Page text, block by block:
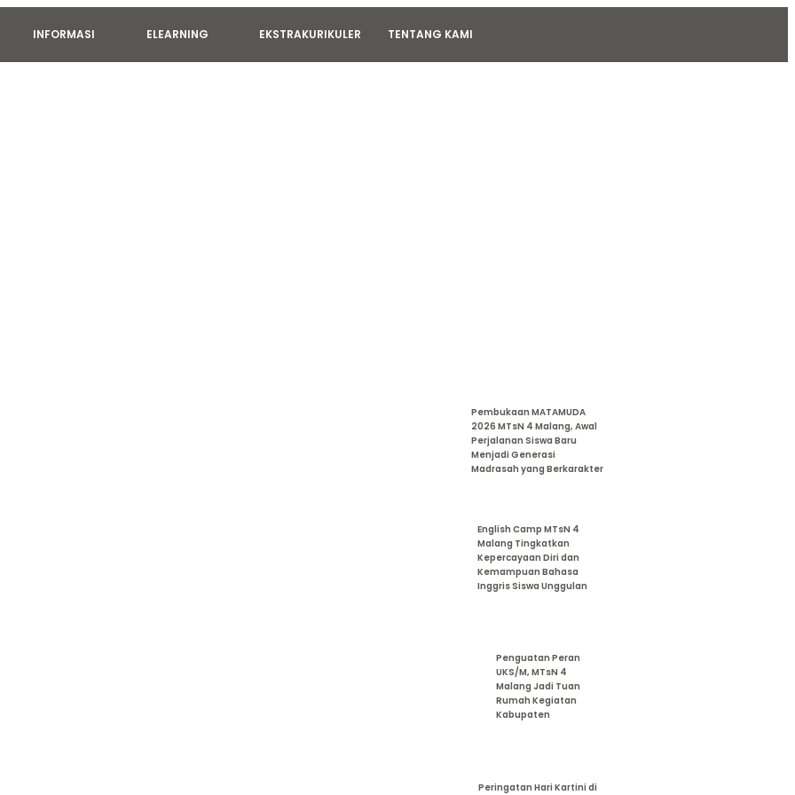
INFORMASI ELEARNING EKSTRAKURIKULER TENTANG KAMI
Pembukaan MATAMUDA
2026 MTsN 4 Malang, Awal
Perjalanan Siswa Baru
Menjadi Generasi
Madrasah yang Berkarakter
English Camp MTsN 4
Malang Tingkatkan
Kepercayaan Diri dan
Kemampuan Bahasa
Inggris Siswa Unggulan
Penguatan Peran
UKS/M, MTsN 4
Malang Jadi Tuan
Rumah Kegiatan
Kabupaten
Peringatan Hari Kartini di